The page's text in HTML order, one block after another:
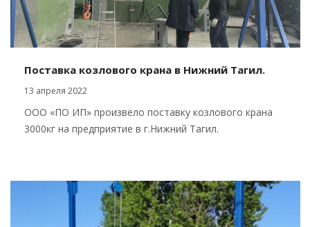
Поставка козлового крана в Нижний Тагил.
13 апреля 2022
ООО «ПО ИП» произвело поставку козлового крана
3000кг на предприятие в г.Нижний Тагил.